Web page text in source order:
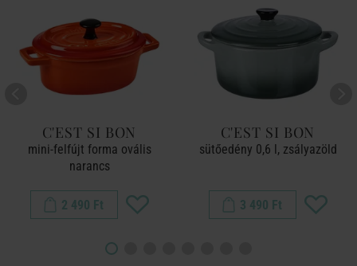
C'EST SI BON
mini-felfújt forma ovális
narancs
2 490 Ft
C'EST SI BON
sütőedény 0,6 l, zsályazöld
3 490 Ft